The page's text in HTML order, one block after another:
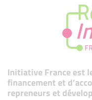
Initiative France est
financement et
repreneurs et